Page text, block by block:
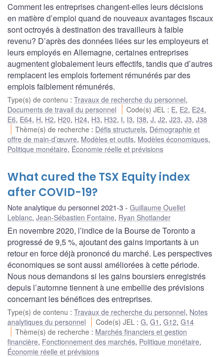
Comment les entreprises changent-elles leurs décisions
en matière d’emploi quand de nouveaux avantages fiscaux
sont octroyés à destination des travailleurs à faible
revenu? D’après des données liées sur les employeurs et
leurs employés en Allemagne, certaines entreprises
augmentent globalement leurs effectifs, tandis que d’autres
remplacent les emplois fortement rémunérés par des
emplois faiblement rémunérés.
Type(s) de contenu : Travaux de recherche du personnel,
Documents de travail du personnel
Code(s) JEL : E, E2, E24,
E6, E64, H, H2, H20, H24, H3, H32, I, I3, I38, J, J2, J23, J3, J38
Thème(s) de recherche : Défis structurels, Démographie et
offre de main-d’œuvre, Modèles et outils, Modèles économiques,
Politique monétaire, Économie réelle et prévisions
What cured the TSX Equity index
after COVID-19?
Note analytique du personnel 2021-3
Guillaume Ouellet
Leblanc, Jean-Sébastien Fontaine, Ryan Shotlander
En novembre 2020, l’indice de la Bourse de Toronto a
progressé de 9,5 %, ajoutant des gains importants à un
retour en force déjà prononcé du marché. Les perspectives
économiques se sont aussi améliorées à cette période.
Nous nous demandons si les gains boursiers enregistrés
depuis l’automne tiennent à une embellie des prévisions
concernant les bénéfices des entreprises.
Type(s) de contenu : Travaux de recherche du personnel, Notes
analytiques du personnel
Code(s) JEL :G,G1 ,G12,G14
Thème(s) de recherche : Marchés financiers et gestion
financière, Fonctionnement des marchés, Politique monétaire,
Économie réelle et prévisions